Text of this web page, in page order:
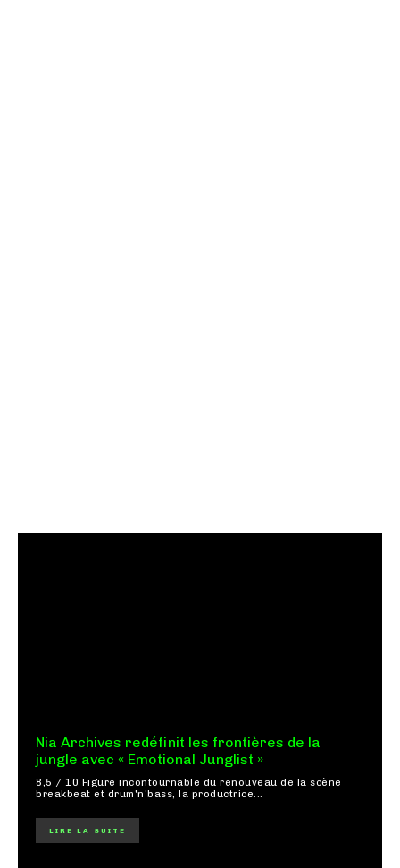
Nia Archives redéfinit les frontières de la
jungle avec « Emotional Junglist »
8,5 / 10 Figure incontournable du renouveau de la scène
breakbeat et drum'n'bass, la productrice...
LIRE LA SUITE